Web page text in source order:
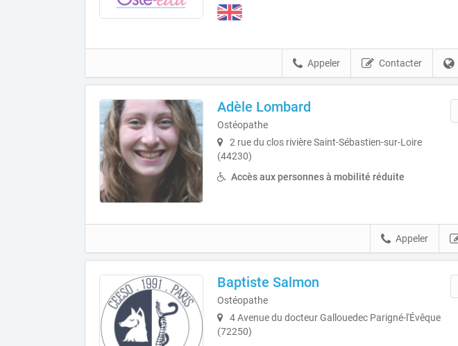
Contacter
Appeler
Adèle Lombard
Ostéopathe
2 rue du clos rivière Saint-Sébastien-sur-Loire
(44230)
Accès aux personnes à mobilité réduite
Appeler
Baptiste Salmon
Ostéopathe
4 Avenue du docteur Gallouedec Parigné-l'Évêque
(72250)